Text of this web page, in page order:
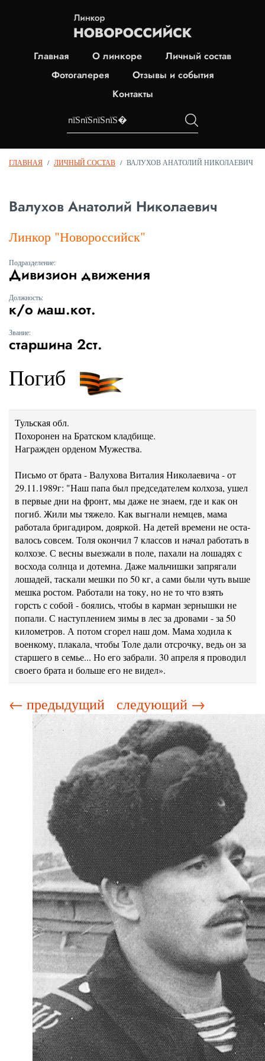
Главная О линкоре
Личный состав
Фотогалерея
Отзывы и события
Контакты
ГЛАВНАЯ / ЛИЧНЫЙ СОСТАВ / ВАЛУХОВ АНАТОЛИЙ НИКОЛАЕВИЧ
Валухов Анатолий Николаевич
Линкор "Новороссийск"
Подразделение:
Дивизион движения
Должность:
к/о маш.кот.
Звание:
старшина 2ст.
Погиб
Тульская обл.
Похоронен на Братском кладбище.
Награжден орденом Мужества.
Письмо от брата - Валухова Виталия Николаевича - от
29.11.1989г: "Наш папа был председателем колхоза, ушел
в первые дни на фронт, мы даже не знаем, где и как он
погиб. Жили мы тяжело. Как выгнали немцев, мама
работала бригади­ром, дояркой. На детей времени не оста­
валось совсем. Толя окончил 7 классов и начал работать в
колхозе. С весны выез­жали в поле, пахали на лошадях с
восхода солнца и дотемна. Даже мальчишки запря­гали
лошадей, таскали мешки по 50 кг, а сами были чуть выше
мешка ростом. Рабо­тали на току, но не то что взять
горсть с собой - боялись, чтобы в карман зерныш­ки не
попали. С наступлением зимы в лес за дровами - за 50
километров. А потом сгорел наш дом. Мама ходила к
военкому, плакала, чтобы Толе дали отсрочку, ведь он за
старшего в семье... Но его забрали. 30 апреля я проводил
своего брата и бо­льше его не видел».
← предыдущий следующий →